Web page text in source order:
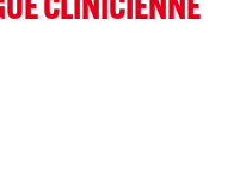
CLINICIENNE